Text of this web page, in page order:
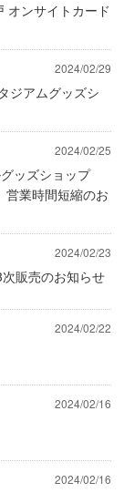
オンサイトカード
2024/02/29
ジアムグッズシ
2024/02/25
ッズショップ
業時間短縮のお
2024/02/23
販売のお知らせ
2024/02/22
2024/02/16
2024/02/16